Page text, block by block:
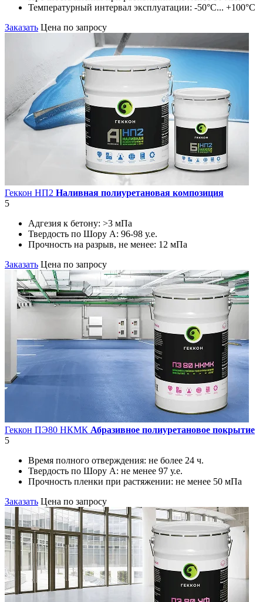
Температурный интервал эксплуатации: -50°С... +100°С
Заказать Цена по запросу
Геккон НП2 Наливная полиуретановая композиция
5
Адгезия к бетону: >3 мПа
Твердость по Шору А: 96-98 у.е.
Прочность на разрыв, не менее: 12 мПа
Заказать Цена по запросу
Геккон ПЭ80 НКМК Абразивное полиуретановое покрытие
5
Время полного отверждения: не более 24 ч.
Твердость по Шору А: не менее 97 у.е.
Прочность пленки при растяжении: не менее 50 мПа
Заказать Цена по запросу